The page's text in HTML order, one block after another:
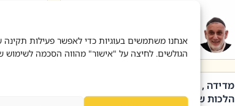
אנחנו משתמשים בעוגיות כדי לאפשר פעילות
הגולשים. לחיצה על "אישור" מהווה הסכמה לשימוש
מדידה , קניה , שטיפת כלים בשבת –
הלכות שבת – סימן שכג